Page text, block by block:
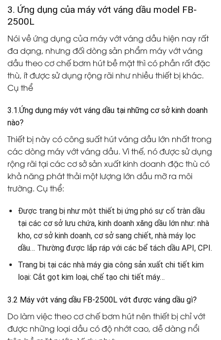
3. Ứng dụng của máy vớt váng dầu model FB-
2500L
Nói về ứng dụng của máy vớt váng dầu hiện nay rất
đa dạng, nhưng đối dòng sản phẩm máy vớt váng
dầu theo cơ chế bơm hút bề mặt thì có phần rất đặc
thù, ít được sử dụng rộng rãi như nhiều thiết bị khác.
Cụ thể
3.1.Ứng dụng máy vớt váng dầu tại những cơ sở kinh doanh
nào?
Thiết bị này có công suất hút váng dầu lớn nhất trong
các dòng máy vớt váng dầu. Vì thế, nó được sử dụng
rộng rãi tại các cơ sở sản xuất kinh doanh đặc thù có
khả năng phát thải một lượng lớn dầu mỡ ra môi
trường. Cụ thể:
Được trang bị như một thiết bị ứng phó sự cố tràn dầu
tại các cơ sở lưu chứa, kinh doanh xăng dầu lớn như: nhà
kho, cơ sở kinh doanh, cơ sở sang chiết, nhà máy lọc
dầu… Thường được lắp ráp với các bể tách dầu API, CPI.
Trang bị tại các nhà máy gia công sản xuất chi tiết kim
loại: Cắt gọt kim loại, chế tạo chi tiết máy…
3.2 Máy vớt váng dầu FB-2500L vớt được váng dầu gì?
Do làm việc theo cơ chế bơm hút nên thiết bị chỉ vớt
được những loại dầu có độ nhớt cao, dễ dàng nổi